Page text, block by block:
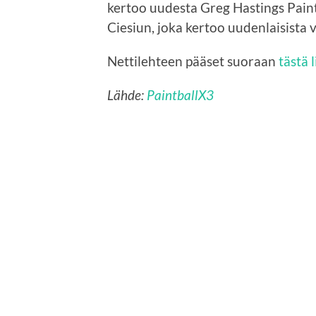
kertoo uudesta Greg Hastings
Ciesiun, joka kertoo uudenlaisista
Nettilehteen pääset suoraan tästä
Lähde: PaintballX3